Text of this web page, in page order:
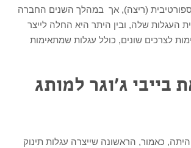
(ריצה), אך במהלך השנים החברה
העגלות שלה, ובין היתר היא החלה לייצר
לצרכים שונים, כולל עגלות שמתאימות
בייבי ג'וגר למותג
חברת baby jogger היתה, כאמור, הראשונה שייצרה עגלות תינוק